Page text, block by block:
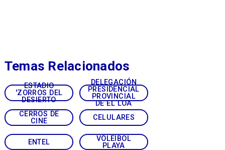
ESTADIO
'ZORROS DEL
DESIERTO
DELEGACIÓN
PRESIDENCIAL
PROVINCIAL
DE EL LOA
CERROS DE
CINE
CELULARES
ENTEL
VÓLEIBOL
PLAYA
Temas Relacionados